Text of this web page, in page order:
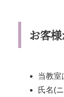
お客
当教室
氏名(